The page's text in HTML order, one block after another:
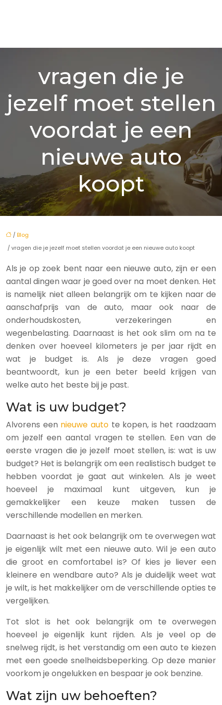
vragen die je
jezelf moet stellen
voordat je een
nieuwe auto
koopt
/ Blog
/ vragen die je jezelf moet stellen voordat je een nieuwe auto koopt
Als je op zoek bent naar een nieuwe auto, zijn er een
aantal dingen waar je goed over na moet denken. Het
is namelijk niet alleen belangrijk om te kijken naar de
aanschafprijs van de auto, maar ook naar de
onderhoudskosten, verzekeringen en
wegenbelasting. Daarnaast is het ook slim om na te
denken over hoeveel kilometers je per jaar rijdt en
wat je budget is. Als je deze vragen goed
beantwoordt, kun je een beter beeld krijgen van
welke auto het beste bij je past.
Wat is uw budget?
Alvorens een nieuwe autote kopen, is het raadzaam
om jezelf een aantal vragen te stellen. Een van de
eerste vragen die je jezelf moet stellen, is: wat is uw
budget? Het is belangrijk om een realistisch budget te
hebben voordat je gaat aut winkelen. Als je weet
hoeveel je maximaal kunt uitgeven, kun je
gemakkelijker een keuze maken tussen de
verschillende modellen en merken.
Daarnaast is het ook belangrijk om te overwegen wat
je eigenlijk wilt met een nieuwe auto. Wil je een auto
die groot en comfortabel is? Of kies je liever een
kleinere en wendbare auto? Als je duidelijk weet wat
je wilt, is het makkelijker om de verschillende opties te
vergelijken.
Tot slot is het ook belangrijk om te overwegen
hoeveel je eigenlijk kunt rijden. Als je veel op de
snelweg rijdt, is het verstandig om een auto te kiezen
met een goede snelheidsbeperking. Op deze manier
voorkom je ongelukken en bespaar je ook benzine.
Wat zijn uw behoeften?